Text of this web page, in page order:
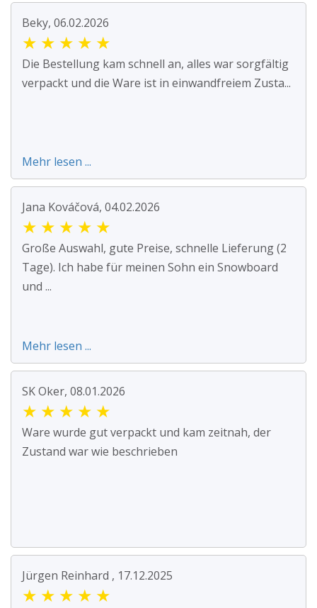
Beky, 06.02.2026
★ ★ ★ ★ ★
Die Bestellung kam schnell an, alles war sorgfältig
verpackt und die Ware ist in einwandfreiem Zusta...
Mehr lesen ...
Jana Kováčová, 04.02.2026
★ ★ ★ ★ ★
Große Auswahl, gute Preise, schnelle Lieferung (2
Tage). Ich habe für meinen Sohn ein Snowboard
und ...
Mehr lesen ...
SK Oker, 08.01.2026
★ ★ ★ ★ ★
Ware wurde gut verpackt und kam zeitnah, der
Zustand war wie beschrieben
Jürgen Reinhard , 17.12.2025
★ ★ ★ ★ ★